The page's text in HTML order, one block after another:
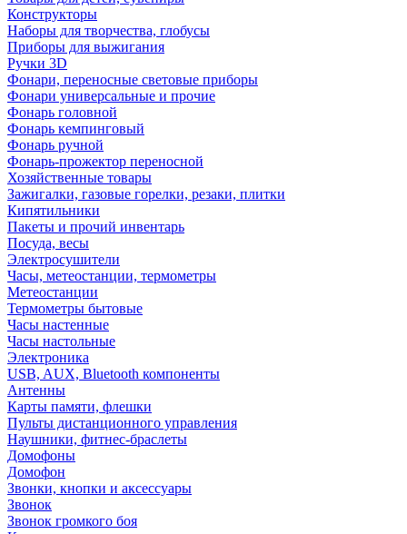
Конструкторы
Наборы для творчества, глобусы
Приборы для выжигания
Ручки 3D
Фонари, переносные световые приборы
Фонари универсальные и прочие
Фонарь головной
Фонарь кемпинговый
Фонарь ручной
Фонарь-прожектор переносной
Хозяйственные товары
Зажигалки, газовые горелки, резаки, плитки
Кипятильники
Пакеты и прочий инвентарь
Посуда, весы
Электросушители
Часы, метеостанции, термометры
Метеостанции
Термометры бытовые
Часы настенные
Часы настольные
Электроника
USB, AUX, Bluetooth компоненты
Антенны
Карты памяти, флешки
Пульты дистанционного управления
Наушники, фитнес-браслеты
Домофоны
Домофон
Звонки, кнопки и аксессуары
Звонок
Звонок громкого боя